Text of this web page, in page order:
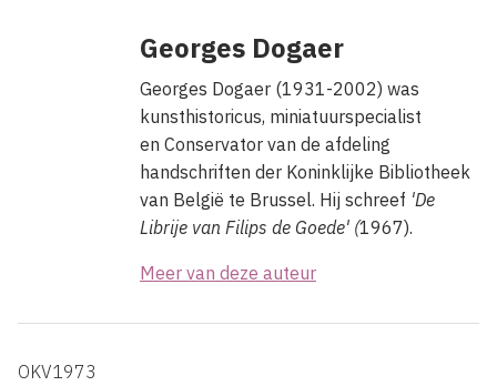
Georges Dogaer
Georges Dogaer (1931-2002) was
kunsthistoricus, miniatuurspecialist
en Conservator van de afdeling
handschriften der Koninklijke Bibliotheek
van België te Brussel. Hij schreef 'De
Librije van Filips de Goede' (1967).
Meer van deze auteur
OKV1973